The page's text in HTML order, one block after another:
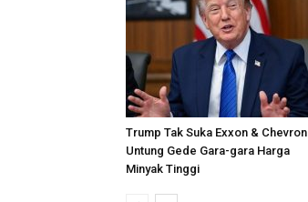
Trump Tak Suka Exxon & Chevron
Untung Gede Gara-gara Harga
Minyak Tinggi